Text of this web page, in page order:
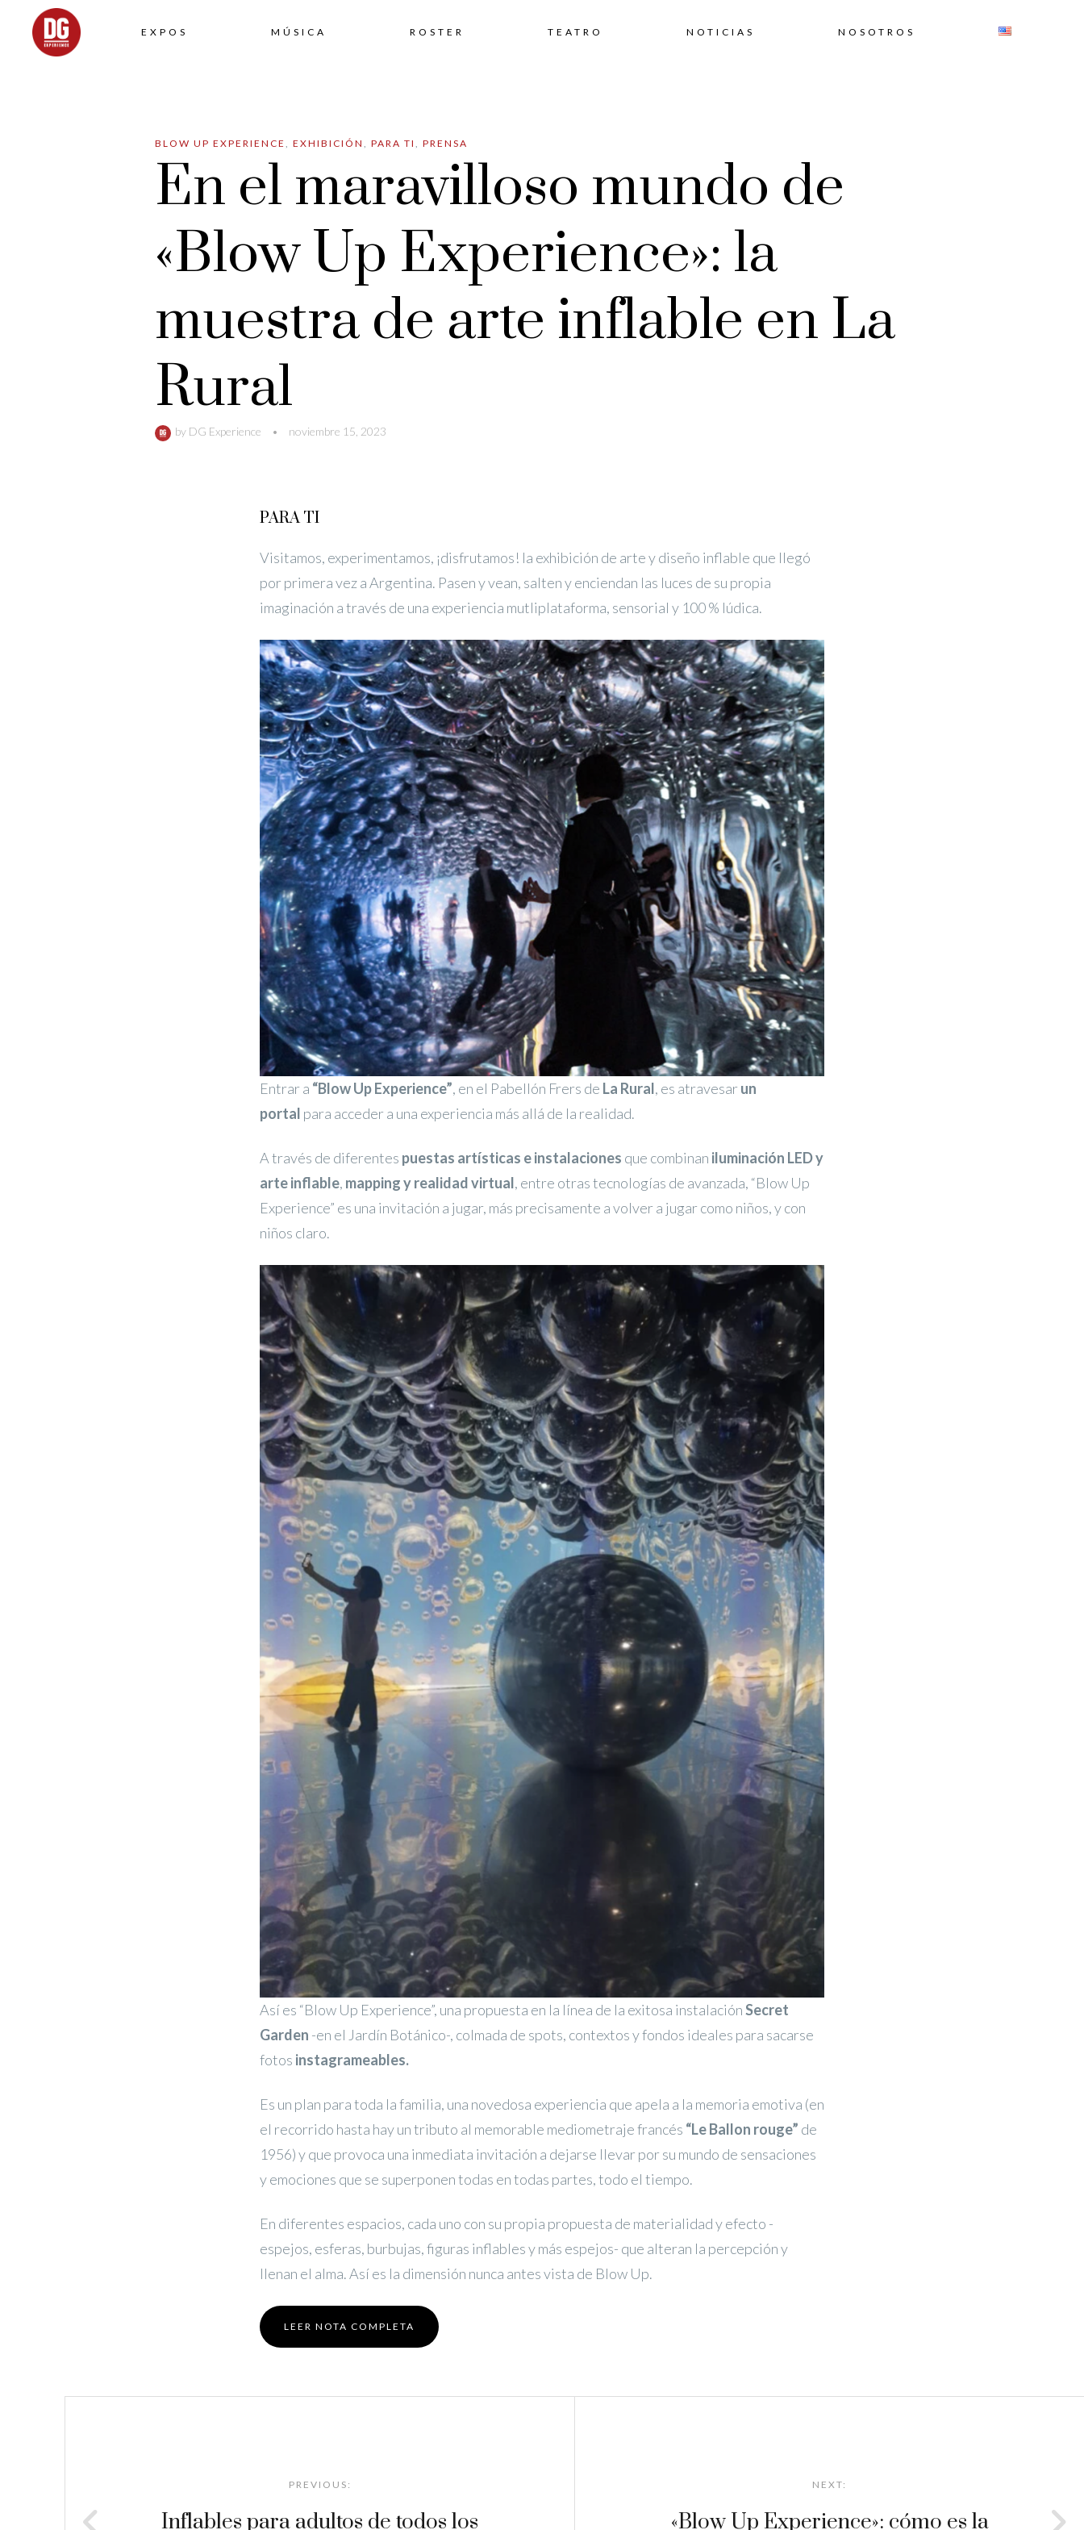
Skip
EXPOS MÚSICA ROSTER TEATRO NOTICIAS NOSOTROS
BLOW UP EXPERIENCE , EXHIBICIÓN , PARA TI , PRENSA
En el maravilloso mundo de
«Blow Up Experience»: la
muestra de arte inflable en La
Rural
by DG Experience • noviembre 15, 2023
PARA TI
Visitamos, experimentamos, ¡disfrutamos! la exhibición de arte y diseño inflable que llegó
por primera vez a Argentina. Pasen y vean, salten y enciendan las luces de su propia
imaginación a través de una experiencia mutliplataforma, sensorial y 100 % lúdica.
Entrar a “Blow Up Experience”, en el Pabellón Frers de La Rural, es atravesarun
portal para acceder a una experiencia más allá de la realidad.
A través de diferentes puestas artísticas e instalaciones que combinan iluminación LED y
arte inflable, mapping y realidad virtual, entre otras tecnologías de avanzada, “Blow Up
Experience” es una invitación a jugar, más precisamente a volver a jugar como niños, y con
niños claro.
Así es “Blow Up Experience”, una propuesta en la línea de la exitosa instalaciónSecret
Garden -en el Jardín Botánico-, colmada de spots, contextos y fondos ideales para sacarse
fotos instagrameables.
Es un plan para toda la familia, una novedosa experiencia que apela a la memoria emotiva (en
el recorrido hasta hay un tributo al memorable mediometraje francés “Le Ballon rouge” de
1956) y que provoca una inmediata invitación a dejarse llevar por su mundo de sensaciones
y emociones que se superponen todas en todas partes, todo el tiempo.
En diferentes espacios, cada uno con su propia propuesta de materialidad y efecto -
espejos, esferas, burbujas, figuras inflables y más espejos- que alteran la percepción y
llenan el alma. Así es la dimensión nunca antes vista de Blow Up.
LEER NOTA COMPLETA
PREVIOUS:
Inflables para adultos de todos los
NEXT:
«Blow Up Experience»: cómo es la